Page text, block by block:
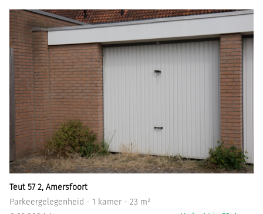
Teut 57 2, Amersfoort
Parkeergelegenheid - 1 kamer - 23 m²